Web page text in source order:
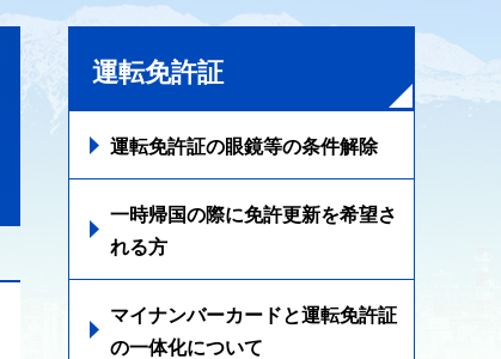
運転免許証
運転免許証の眼鏡等の条件解除
一時帰国の際に免許更新を希望さ
れる方
マイナンバーカードと運転免許証
の一体化について